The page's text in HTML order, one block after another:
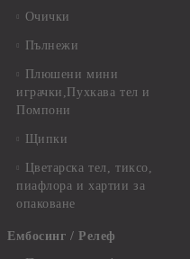
Очички
Пълнежи
Плюшени мини
играчки,Пухкава тел и
Помпони
Щипки
Цветарска тел, тиксо,
пиафлора и хартии за
опаковане
Ембосинг / Релеф